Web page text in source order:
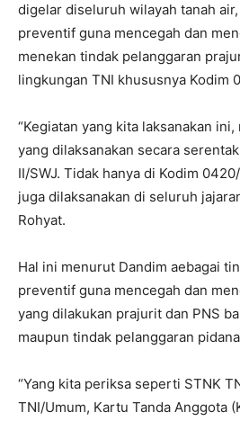
digelar diseluruh wilayah tanah
preventif guna mencegah dan
menekan tindak pelanggaran
lingkungan TNI khususnya Kodim
“Kegiatan yang kita laksanakan
yang dilaksanakan secara
II/SWJ. Tidak hanya di Kodim
juga dilaksanakan di seluruh
Rohyat.
Hal ini menurut Dandim aebagai
preventif guna mencegah dan
yang dilakukan prajurit dan PNS
maupun tindak pelanggaran
“Yang kita periksa seperti STNK
TNI/Umum, Kartu Tanda Anggota